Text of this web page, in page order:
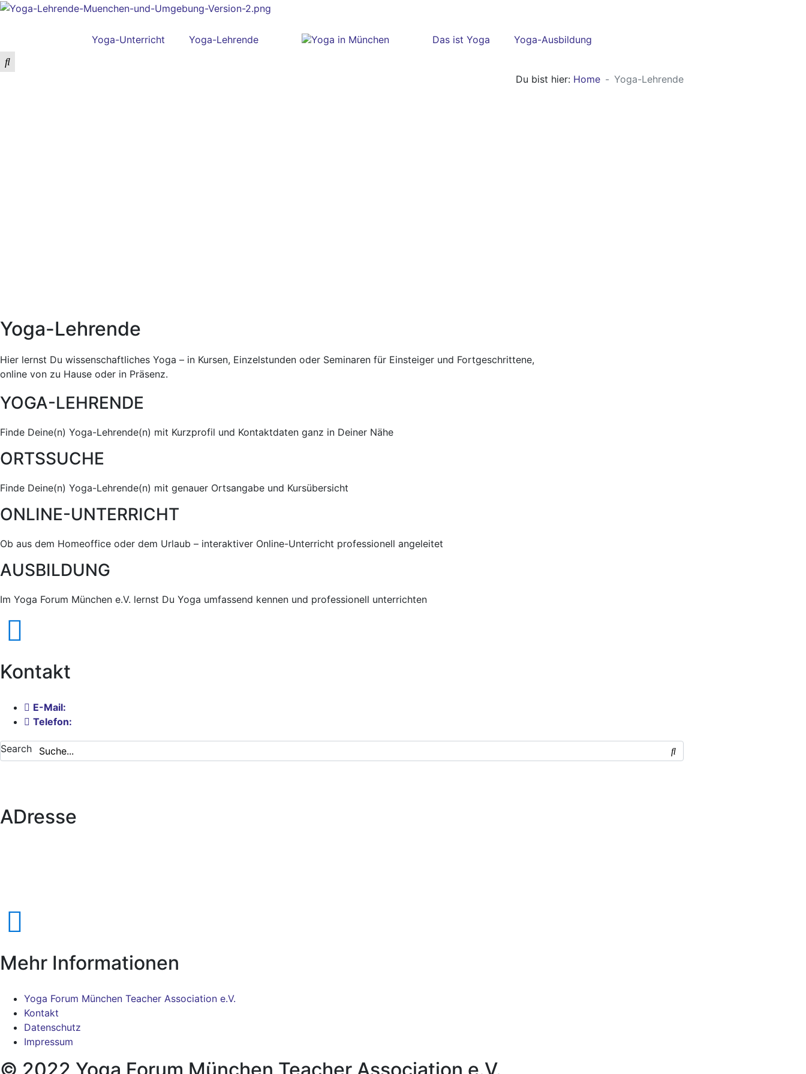
Yoga-Unterricht Yoga-Lehrende Das ist Yoga Yoga-Ausbildung
Du bist hier: Home Yoga-Lehrende
Yoga-Lehrende
Hier lernst Du wissenschaftliches Yoga – in Kursen, Einzelstunden oder Seminaren für Einsteiger und Fortgeschrittene,
online von zu Hause oder in Präsenz.
YOGA-LEHRENDE
Finde Deine(n) Yoga-Lehrende(n) mit Kurzprofil und Kontaktdaten ganz in Deiner Nähe
ORTSSUCHE
Finde Deine(n) Yoga-Lehrende(n) mit genauer Ortsangabe und Kursübersicht
ONLINE-UNTERRICHT
Ob aus dem Homeoffice oder dem Urlaub – interaktiver Online-Unterricht professionell angeleitet
AUSBILDUNG
Im Yoga Forum München e.V. lernst Du Yoga umfassend kennen und professionell unterrichten
Kontakt
E-Mail:
Telefon:
Search
ADresse
Mehr Informationen
Yoga Forum München Teacher Association e.V.
Kontakt
Datenschutz
Impressum
© 2022 Yoga Forum München Teacher Association e.V.